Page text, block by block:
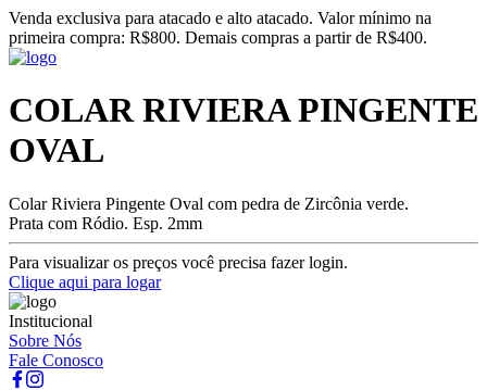
Venda exclusiva para atacado e alto atacado. Valor mínimo na
primeira compra: R$800. Demais compras a partir de R$400.
COLAR RIVIERA PINGENTE
OVAL
Colar Riviera Pingente Oval com pedra de Zircônia verde.
Prata com Ródio. Esp. 2mm
Para visualizar os preços você precisa fazer login.
Clique aqui para logar
Institucional
Sobre Nós
Fale Conosco